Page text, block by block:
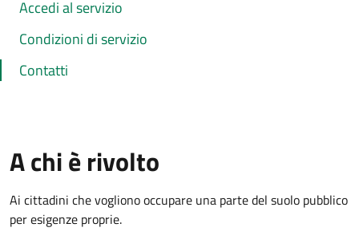
Accedi al servizio
Condizioni di servizio
Contatti
A chi è rivolto
Ai cittadini che vogliono occupare una parte del suolo pubblico
per esigenze proprie.